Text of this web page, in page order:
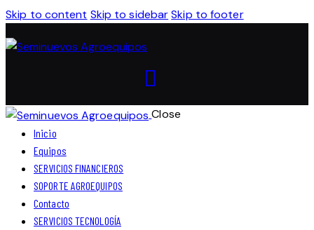
Skip to content Skip to sidebar Skip to footer
Close
Inicio
Equipos
SERVICIOS FINANCIEROS
SOPORTE AGROEQUIPOS
Contacto
SERVICIOS TECNOLOGÍA